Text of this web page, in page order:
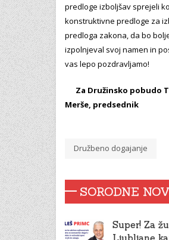
predloge izboljšav sprejeli
konstruktivne predloge za
predloga zakona, da bo
izpolnjeval svoj namen in
vas lepo pozdravljamo!
Za Družinsko pobudo
Merše, predsednik
Družbeno dogajanje
SORODNE
Super! Za
Ljubljane